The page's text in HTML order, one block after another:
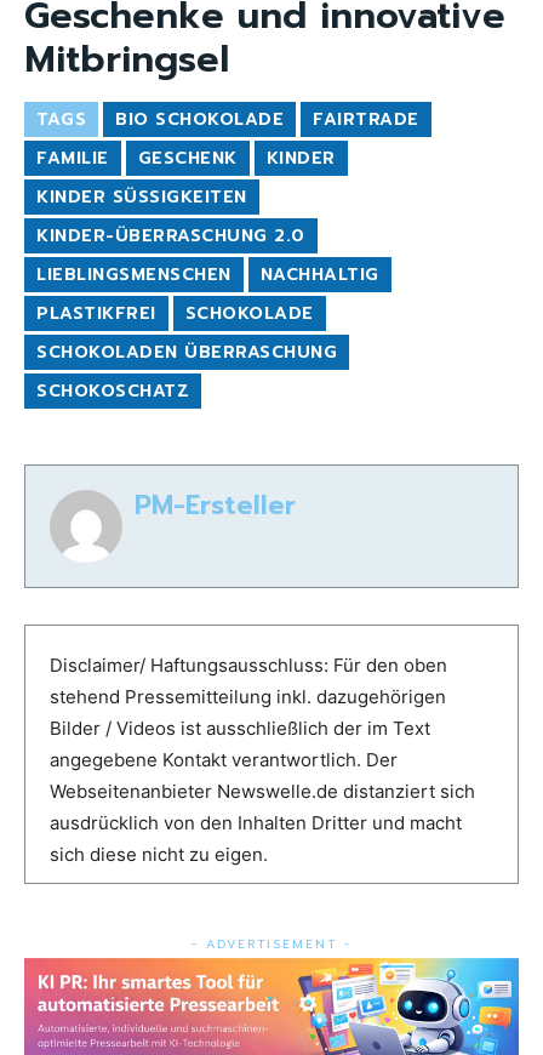
Geschenke und innovative
Mitbringsel
TAGS BIO SCHOKOLADE
FAIRTRADE
FAMILIE
GESCHENK
KINDER
KINDER SÜSSIGKEITEN
KINDER-ÜBERRASCHUNG 2.0
LIEBLINGSMENSCHEN
NACHHALTIG
PLASTIKFREI
SCHOKOLADE
SCHOKOLADEN ÜBERRASCHUNG
SCHOKOSCHATZ
PM-Ersteller
Disclaimer/ Haftungsausschluss: Für den oben
stehend Pressemitteilung inkl. dazugehörigen
Bilder / Videos ist ausschließlich der im Text
angegebene Kontakt verantwortlich. Der
Webseitenanbieter Newswelle.de distanziert sich
ausdrücklich von den Inhalten Dritter und macht
sich diese nicht zu eigen.
- ADVERTISEMENT -